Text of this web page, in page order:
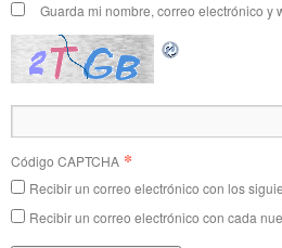
Guarda mi nombre, correo electrónico y
Código CAPTCHA *
Recibir un correo electrónico con los
Recibir un correo electrónico con cada